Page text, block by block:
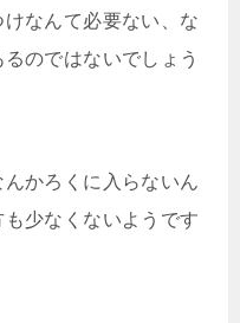
なんて必要ない、な
のではないでしょう
かろくに入らないん
少なくないようです